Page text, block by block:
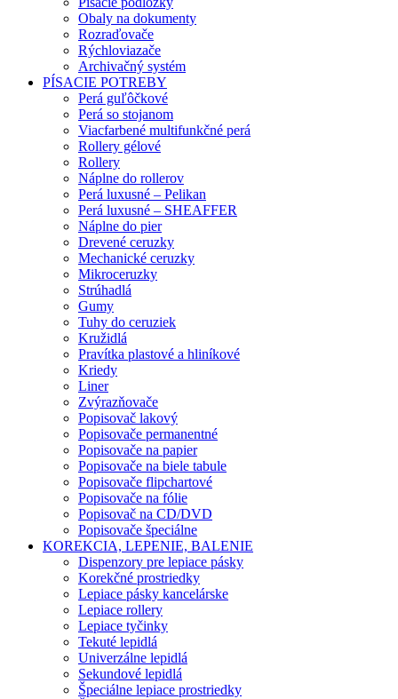
Obaly na dokumenty
Rozraďovače
Rýchloviazače
Archivačný systém
PÍSACIE POTREBY
Perá guľôčkové
Perá so stojanom
Viacfarbené multifunkčné perá
Rollery gélové
Rollery
Náplne do rollerov
Perá luxusné – Pelikan
Perá luxusné – SHEAFFER
Náplne do pier
Drevené ceruzky
Mechanické ceruzky
Mikroceruzky
Strúhadlá
Gumy
Tuhy do ceruziek
Kružidlá
Pravítka plastové a hliníkové
Kriedy
Liner
Zvýrazňovače
Popisovač lakový
Popisovače permanentné
Popisovače na papier
Popisovače na biele tabule
Popisovače flipchartové
Popisovače na fólie
Popisovač na CD/DVD
Popisovače špeciálne
KOREKCIA, LEPENIE, BALENIE
Dispenzory pre lepiace pásky
Korekčné prostriedky
Lepiace pásky kancelárske
Lepiace rollery
Lepiace tyčinky
Tekuté lepidlá
Univerzálne lepidlá
Sekundové lepidlá
Špeciálne lepiace prostriedky